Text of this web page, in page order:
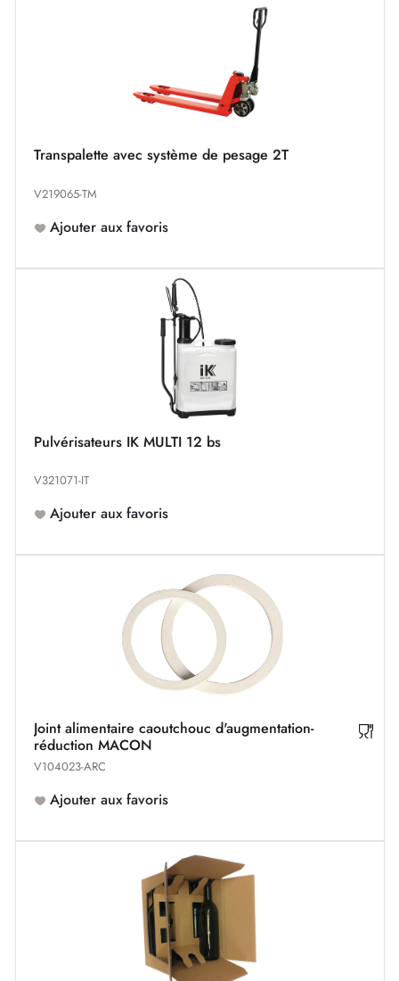
Transpalette avec système de pesage 2T
V219065-TM
Ajouter aux favoris
Pulvérisateurs IK MULTI 12 bs
V321071-IT
Ajouter aux favoris
Joint alimentaire caoutchouc d'augmentation-
réduction MACON
V104023-ARC
Ajouter aux favoris